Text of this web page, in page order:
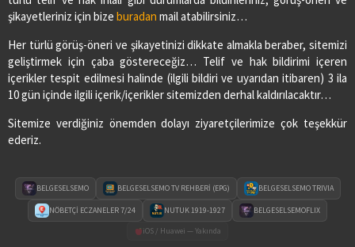
şikayetleriniz için bize buradan mail atabilirsiniz…
Her türlü görüş-öneri ve şikayetinizi dikkate almakla beraber, sitemizi
geliştirmek için çaba göstereceğiz… Telif ve hak bildirimi içeren
içerikler tespit edilmesi halinde (ilgili bildiri ve uyarıdan itibaren) 3 ila
10 gün içinde ilgili içerik/içerikler sitemizden derhal kaldırılacaktır…
Sitemize verdiğiniz önemden dolayı ziyaretçilerimize çok teşekkür
ederiz.
BELGESELSEMO BELGESELSEMO TV REHBERİ (EPG) BELGESELSEMO TRIVIA
NÖBETÇİ ECZANELER 7/24 NUTUK 1919-1927
BELGESELSEMOFLIX
iOS / Huawei — Yakında